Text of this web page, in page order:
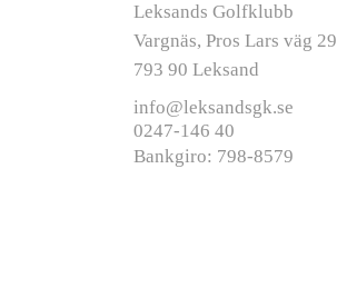
Leksands Golfklubb
Vargnäs, Pros Lars väg 29
793 90 Leksand
info@leksandsgk.se
0247-146 40
Bankgiro: 798-8579